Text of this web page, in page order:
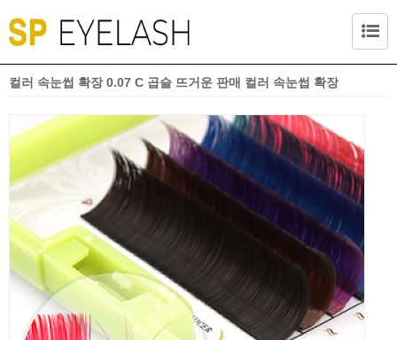
컬러 속눈썹 확장 0.07 C 곱슬 뜨거운 판매 컬러 속눈썹 확장